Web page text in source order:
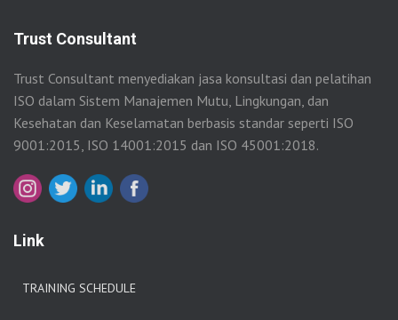
Trust Consultant
Trust Consultant menyediakan jasa konsultasi dan pelatihan
ISO dalam Sistem Manajemen Mutu, Lingkungan, dan
Kesehatan dan Keselamatan berbasis standar seperti ISO
9001:2015, ISO 14001:2015 dan ISO 45001:2018.
Link
TRAINING SCHEDULE